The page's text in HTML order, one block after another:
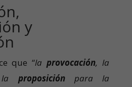
y
que “laprovocación, la
proposiciónpara la